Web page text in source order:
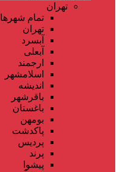
تهران
تمام شهر‌ها
تهران
آبسرد
آبعلی
ارجمند
اسلامشهر
اندیشه
باقرشهر
باغستان
بومهن
پاکدشت
پردیس
پرند
پیشوا